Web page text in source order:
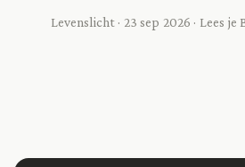
Levenslicht · 23 sep 2026 · Lees